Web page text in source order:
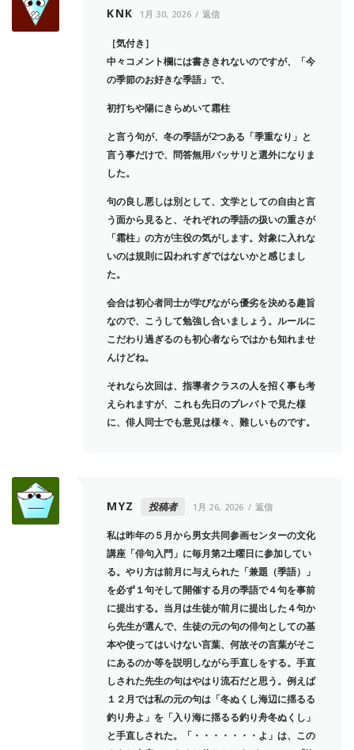
KNK 1月 30, 2026 返信
［気付き］
中々コメント欄には書ききれないのですが、「今
の季節のお好きな季語」で、
初打ちや陽にきらめいて霜柱
と言う句が、冬の季語が2つある「季重なり」と
言う事だけで、問答無用バッサリと選外になりま
した。
句の良し悪しは別として、文学としての自由と言
う面から見ると、それぞれの季語の扱いの重さが
「霜柱」の方が主役の気がします。対象に入れな
いのは規則に囚われすぎではないかと感じまし
た。
会合は初心者同士が学びながら優劣を決める趣旨
なので、こうして勉強し合いましょう。ルールに
こだわり過ぎるのも初心者ならではかも知れませ
んけどね。
それなら次回は、指導者クラスの人を招く事も考
えられますが、これも先日のプレバトで見た様
に、俳人同士でも意見は様々、難しいものです。
MYZ 投稿者 1月 26, 2026 返信
私は昨年の５月から男女共同参画センターの文化
講座「俳句入門」に毎月第2土曜日に参加してい
る。やり方は前月に与えられた「兼題（季語）」
を必ず１句そして開催する月の季語で４句を事前
に提出する。当月は生徒が前月に提出した４句か
ら先生が選んで、生徒の元の句の俳句としての基
本や使ってはいけない言葉、何故その言葉がそこ
にあるのか等を説明しながら手直しをする。手直
しされた先生の句はやはり流石だと思う。例えば
１２月では私の元の句は「冬ぬくし海辺に揺るる
釣り舟よ」を「入り海に揺るる釣り舟冬ぬくし」
と手直しされた。「・・・・・・・よ」は、この